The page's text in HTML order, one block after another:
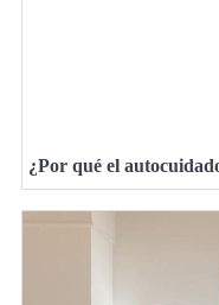
¿Por qué el